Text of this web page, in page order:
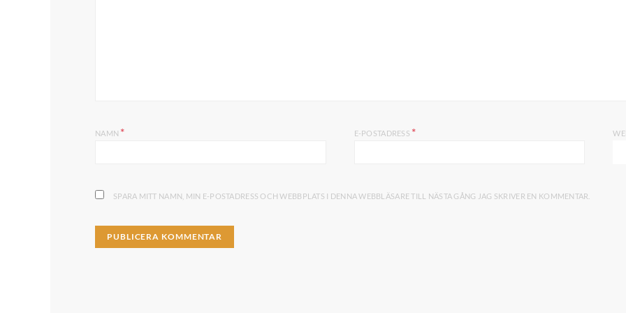
NAMN * E-POSTADRESS *
SPARA MITT NAMN, MIN E-POSTADRESS OCH WEBBPLATS I DENNA WEBBLÄSARE TILL NÄSTA GÅNG JAG SKRIVER EN KOMMENTAR.